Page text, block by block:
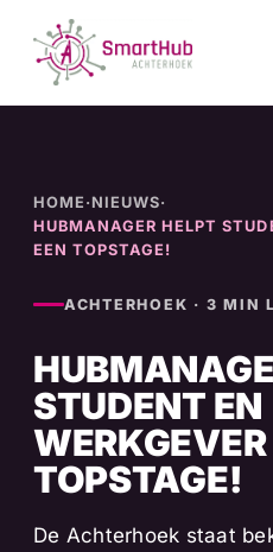
content
HOME · NIEUWS·
HUBMANAGER HELPT
EEN TOPSTAGE!
ACHTERHOEK · 3 MIN
STUDENT EN
TOPSTAGE!
De Achterhoek staat